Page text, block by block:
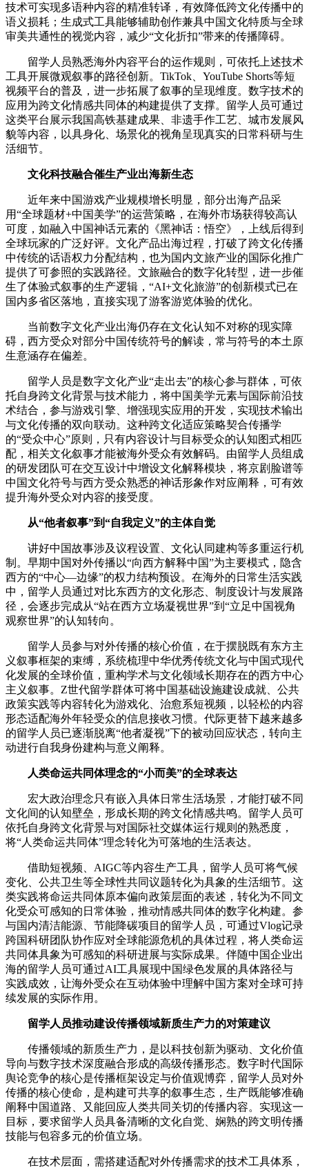
技术可实现多语种内容的精准转译，有效降低跨文化传播中的
语义损耗；生成式工具能够辅助创作兼具中国文化特质与全球
审美共通性的视觉内容，减少“文化折扣”带来的传播障碍。
留学人员熟悉海外内容平台的运作规则，可依托上述技术
工具开展微观叙事的路径创新。TikTok、YouTube Shorts等短
视频平台的普及，进一步拓展了叙事的呈现维度。数字技术的
应用为跨文化情感共同体的构建提供了支撑。留学人员可通过
这类平台展示我国高铁基建成果、非遗手作工艺、城市发展风
貌等内容，以具身化、场景化的视角呈现真实的日常科研与生
活细节。
文化科技融合催生产业出海新生态
近年来中国游戏产业规模增长明显，部分出海产品采
用“全球题材+中国美学”的运营策略，在海外市场获得较高认
可度，如融入中国神话元素的《黑神话：悟空》，上线后得到
全球玩家的广泛好评。文化产品出海过程，打破了跨文化传播
中传统的话语权力分配结构，也为国内文旅产业的国际化推广
提供了可参照的实践路径。文旅融合的数字化转型，进一步催
生了体验式叙事的生产逻辑，“AI+文化旅游”的创新模式已在
国内多省区落地，直接实现了游客游览体验的优化。
当前数字文化产业出海仍存在文化认知不对称的现实障
碍，西方受众对部分中国传统符号的解读，常与符号的本土原
生意涵存在偏差。
留学人员是数字文化产业“走出去”的核心参与群体，可依
托自身跨文化背景与技术能力，将中国美学元素与国际前沿技
术结合，参与游戏引擎、增强现实应用的开发，实现技术输出
与文化传播的双向联动。这种跨文化适应策略契合传播学
的“受众中心”原则，只有内容设计与目标受众的认知图式相匹
配，相关文化叙事才能被海外受众有效解码。由留学人员组成
的研发团队可在交互设计中增设文化解释模块，将京剧脸谱等
中国文化符号与西方受众熟悉的神话形象作对应阐释，可有效
提升海外受众对内容的接受度。
从“他者叙事”到“自我定义”的主体自觉
讲好中国故事涉及议程设置、文化认同建构等多重运行机
制。早期中国对外传播以“向西方解释中国”为主要模式，隐含
西方的“中心—边缘”的权力结构预设。在海外的日常生活实践
中，留学人员通过对比东西方的文化形态、制度设计与发展路
径，会逐步完成从“站在西方立场凝视世界”到“立足中国视角
观察世界”的认知转向。
留学人员参与对外传播的核心价值，在于摆脱既有东方主
义叙事框架的束缚，系统梳理中华优秀传统文化与中国式现代
化发展的全球价值，重构学术与文化领域长期存在的西方中心
主义叙事。Z世代留学群体可将中国基础设施建设成就、公共
政策实践等内容转化为游戏化、治愈系短视频，以轻松的内容
形态适配海外年轻受众的信息接收习惯。代际更替下越来越多
的留学人员已逐渐脱离“他者凝视”下的被动回应状态，转向主
动进行自我身份建构与意义阐释。
人类命运共同体理念的“小而美”的全球表达
宏大政治理念只有嵌入具体日常生活场景，才能打破不同
文化间的认知壁垒，形成长期的跨文化情感共鸣。留学人员可
依托自身跨文化背景与对国际社交媒体运行规则的熟悉度，
将“人类命运共同体”理念转化为可落地的生活表达。
借助短视频、AIGC等内容生产工具，留学人员可将气候
变化、公共卫生等全球性共同议题转化为具象的生活细节。这
类实践将命运共同体原本偏向政策层面的表述，转化为不同文
化受众可感知的日常体验，推动情感共同体的数字化构建。参
与国内清洁能源、节能降碳项目的留学人员，可通过Vlog记录
跨国科研团队协作应对全球能源危机的具体过程，将人类命运
共同体具象为可感知的科研进展与实际成果。伴随中国企业出
海的留学人员可通过AI工具展现中国绿色发展的具体路径与
实践成效，让海外受众在互动体验中理解中国方案对全球可持
续发展的实际作用。
留学人员推动建设传播领域新质生产力的对策建议
传播领域的新质生产力，是以科技创新为驱动、文化价值
导向与数字技术深度融合形成的高级传播形态。数字时代国际
舆论竞争的核心是传播框架设定与价值观博弈，留学人员对外
传播的核心使命，是构建可共享的叙事生态，生产既能够准确
阐释中国道路、又能回应人类共同关切的传播内容。实现这一
目标，要求留学人员具备清晰的文化自觉、娴熟的跨文明传播
技能与包容多元的价值立场。
在技术层面，需搭建适配对外传播需求的技术工具体系，